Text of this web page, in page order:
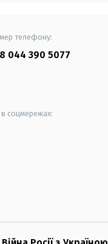
телефону:
044 390 5077
соцмережах: